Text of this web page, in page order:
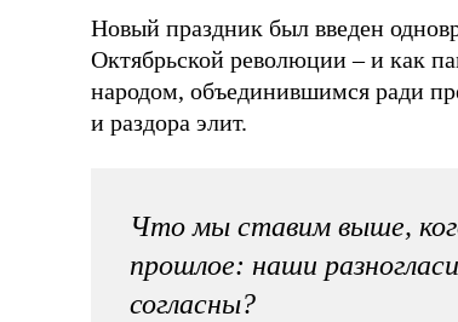
Новый праздник был введен
Октябрьской революции – и как
народом, объединившимся ради
и раздора элит.
Что мы ставим выше,
прошлое: наши
согласны?